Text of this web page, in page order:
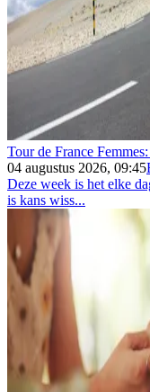
Tour de France
04 augustus 2026, 09:45
Deze week is het elke
is kans wiss...